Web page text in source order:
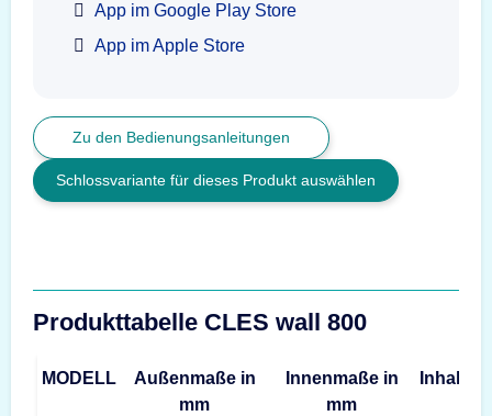
App im Google Play Store
App im Apple Store
Zu den Bedienungsanleitungen
Schlossvariante für dieses Produkt auswählen
Produkttabelle CLES wall 800
MODELL
Außenmaße in
mm
Innenmaße in
mm
Inhalt